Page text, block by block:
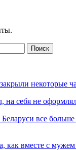
некоторые
на себя не
все
как вместе с